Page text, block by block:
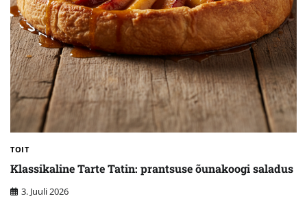
TOIT
Klassikaline Tarte Tatin: prantsuse õunakoogi saladus
3. Juuli 2026